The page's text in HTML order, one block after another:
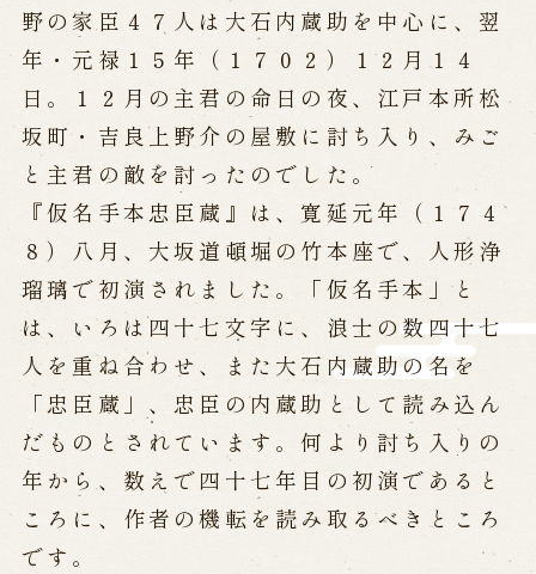
予約
WEB予約
メールフォームから予約
お電話で予約
求人情報
※株式会社うずのくに南あわじの求人情報ページへ移動します
関連施設
通販サイトうずのくに
道の駅うずしお
うずの丘大鳴門橋記念館
野の家臣４７人は大石内蔵助を中心に、翌
年・元禄１５年（１７０２）１２月１４
日。１２月の主君の命日の夜、江戸本所松
坂町・吉良上野介の屋敷に討ち入り、みご
と主君の敵を討ったのでした。
『仮名手本忠臣蔵』は、寛延元年（１７４
８）八月、大坂道頓堀の竹本座で、人形浄
瑠璃で初演されました。「仮名手本」と
は、いろは四十七文字に、浪士の数四十七
人を重ね合わせ、また大石内蔵助の名を
「忠臣蔵」、忠臣の内蔵助として読み込ん
だものとされています。何より討ち入りの
年から、数えで四十七年目の初演であると
ころに、作者の機転を読み取るべきところ
です。